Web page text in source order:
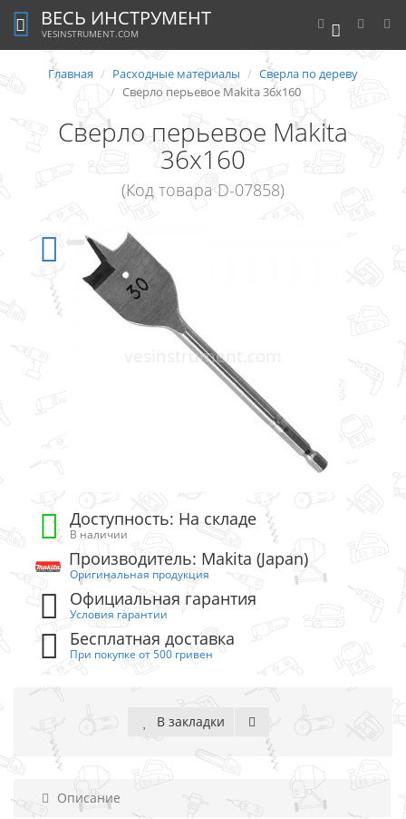
0
ВЕСЬ ИНСТРУМЕНТ
VESINSTRUMENT.COM
Главная Расходные материалы
Сверла по дереву
Сверло перьевое Makita 36x160
Сверло перьевое Makita
36x160
(Код товара D-07858)
Доступность: На складе
В наличии
Производитель: Makita (Japan)
Оригинальная продукция
Официальная гарантия
Условия гарантии
Бесплатная доставка
При покупке от 500 гривен
В закладки
Описание